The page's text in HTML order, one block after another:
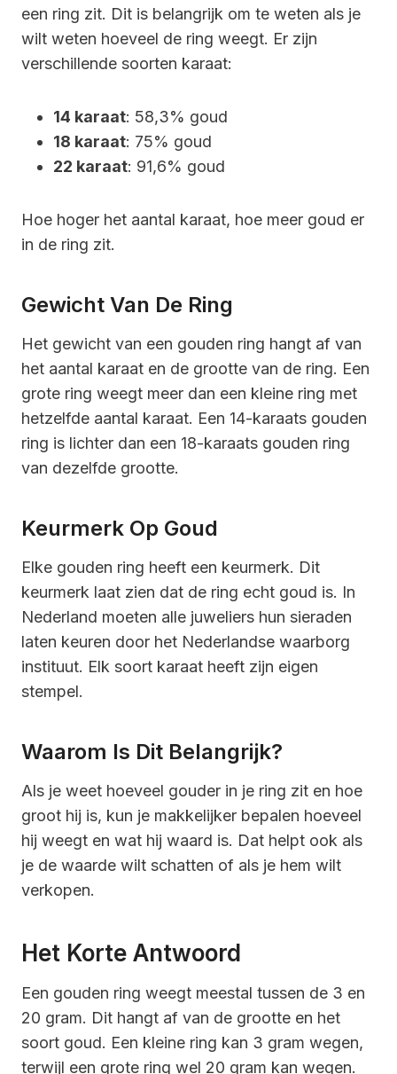
een ring zit. Dit is belangrijk om te weten als je
wilt weten hoeveel de ring weegt. Er zijn
verschillende soorten karaat:
14 karaat: 58,3% goud
18 karaat: 75% goud
22 karaat: 91,6% goud
Hoe hoger het aantal karaat, hoe meer goud er
in de ring zit.
Gewicht Van De Ring
Het gewicht van een gouden ring hangt af van
het aantal karaat en de grootte van de ring. Een
grote ring weegt meer dan een kleine ring met
hetzelfde aantal karaat. Een 14-karaats gouden
ring is lichter dan een 18-karaats gouden ring
van dezelfde grootte.
Keurmerk Op Goud
Elke gouden ring heeft een keurmerk. Dit
keurmerk laat zien dat de ring echt goud is. In
Nederland moeten alle juweliers hun sieraden
laten keuren door het Nederlandse waarborg
instituut. Elk soort karaat heeft zijn eigen
stempel.
Waarom Is Dit Belangrijk?
Als je weet hoeveel gouder in je ring zit en hoe
groot hij is, kun je makkelijker bepalen hoeveel
hij weegt en wat hij waard is. Dat helpt ook als
je de waarde wilt schatten of als je hem wilt
verkopen.
Het Korte Antwoord
Een gouden ring weegt meestal tussen de 3 en
20 gram. Dit hangt af van de grootte en het
soort goud. Een kleine ring kan 3 gram wegen,
terwijl een grote ring wel 20 gram kan wegen.